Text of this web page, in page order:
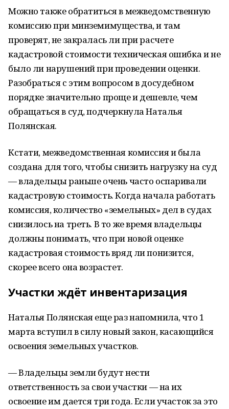
Можно также обратиться в межведомственную
комиссию при минземимущества, и там
проверят, не закралась ли при расчете
кадастровой стоимости техническая ошибка и не
было ли нарушений при проведении оценки.
Разобраться с этим вопросом в досудебном
порядке значительно проще и дешевле, чем
обращаться в суд, подчеркнула Наталья
Полянская.
Кстати, межведомственная комиссия и была
создана для того, чтобы снизить нагрузку на суд
— владельцы раньше очень часто оспаривали
кадастровую стоимость. Когда начала работать
комиссия, количество «земельных» дел в судах
снизилось на треть. В то же время владельцы
должны понимать, что при новой оценке
кадастровая стоимость вряд ли понизится,
скорее всего она возрастет.
Участки ждёт инвентаризация
Наталья Полянская еще раз напомнила, что 1
марта вступил в силу новый закон, касающийся
освоения земельных участков.
— Владельцы земли будут нести
ответственность за свои участки — на их
освоение им дается три года. Если участок за это